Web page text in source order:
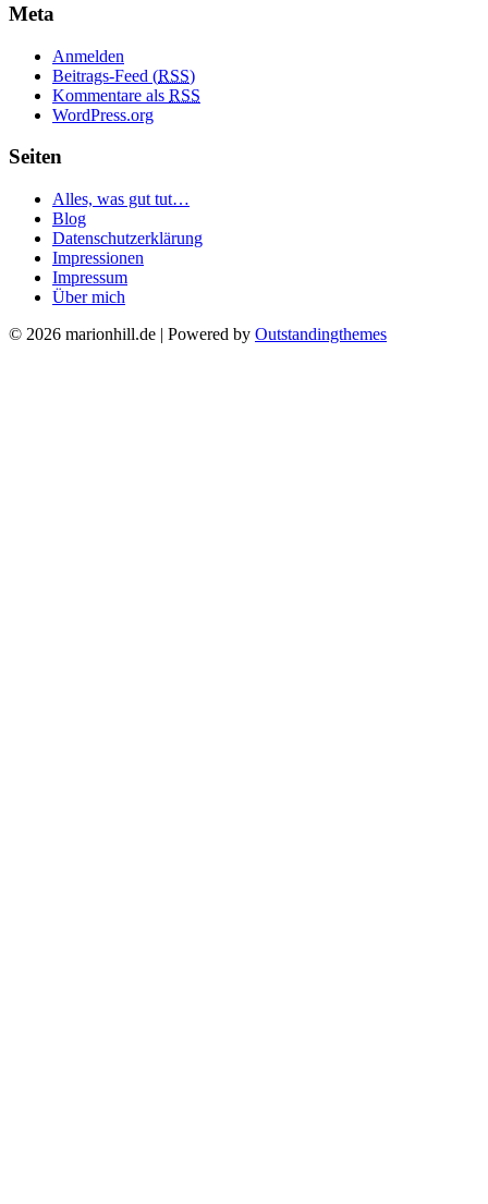
Meta
Anmelden
Beitrags-Feed (RSS)
Kommentare als RSS
WordPress.org
Seiten
Alles, was gut tut…
Blog
Datenschutzerklärung
Impressionen
Impressum
Über mich
© 2026 marionhill.de | Powered by Outstandingthemes